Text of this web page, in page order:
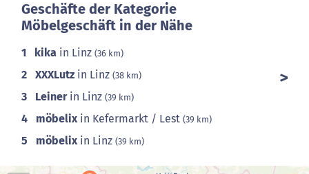
Geschäfte der Kategorie
Möbelgeschäft in der Nähe
1 kika in Linz (36 km)
2 XXXLutz in Linz (38 km)
3 Leinerin Linz (39 km)
4 möbelix in Kefermarkt / Lest (39 km)
5 möbelix in Linz (39 km)